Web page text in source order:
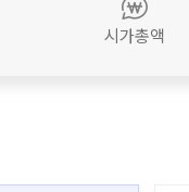
시가총액